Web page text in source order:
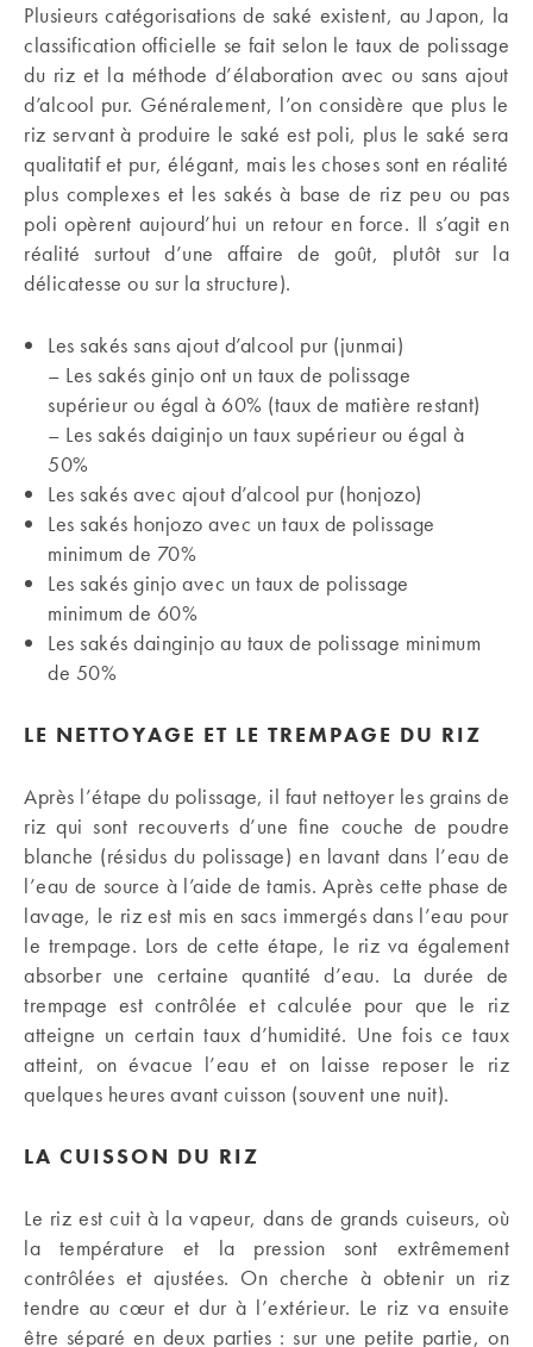
Plusieurs catégorisations de saké existent, au Japon, la
classification officielle se fait selon le taux de polissage
du riz et la méthode d’élaboration avec ou sans ajout
d’alcool pur. Généralement, l’on considère que plus le
riz servant à produire le saké est poli, plus le saké sera
qualitatif et pur, élégant, mais les choses sont en réalité
plus complexes et les sakés à base de riz peu ou pas
poli opèrent aujourd’hui un retour en force. Il s’agit en
réalité surtout d’une affaire de goût, plutôt sur la
délicatesse ou sur la structure).
Les sakés sans ajout d’alcool pur (junmai)
– Les sakés ginjo ont un taux de polissage
supérieur ou égal à 60% (taux de matière restant)
– Les sakés daiginjo un taux supérieur ou égal à
50%
Les sakés avec ajout d’alcool pur (honjozo)
Les sakés honjozo avec un taux de polissage
minimum de 70%
Les sakés ginjo avec un taux de polissage
minimum de 60%
Les sakés dainginjo au taux de polissage minimum
de 50%
LE NETTOYAGE ET LE TREMPAGE DU RIZ
Après l’étape du polissage, il faut nettoyer les grains de
riz qui sont recouverts d’une fine couche de poudre
blanche (résidus du polissage) en lavant dans l’eau de
l’eau de source à l’aide de tamis. Après cette phase de
lavage, le riz est mis en sacs immergés dans l’eau pour
le trempage. Lors de cette étape, le riz va également
absorber une certaine quantité d’eau. La durée de
trempage est contrôlée et calculée pour que le riz
atteigne un certain taux d’humidité. Une fois ce taux
atteint, on évacue l’eau et on laisse reposer le riz
quelques heures avant cuisson (souvent une nuit).
LA CUISSON DU RIZ
Le riz est cuit à la vapeur, dans de grands cuiseurs, où
la température et la pression sont extrêmement
contrôlées et ajustées. On cherche à obtenir un riz
tendre au cœur et dur à l’extérieur. Le riz va ensuite
être séparé en deux parties : sur une petite partie, on